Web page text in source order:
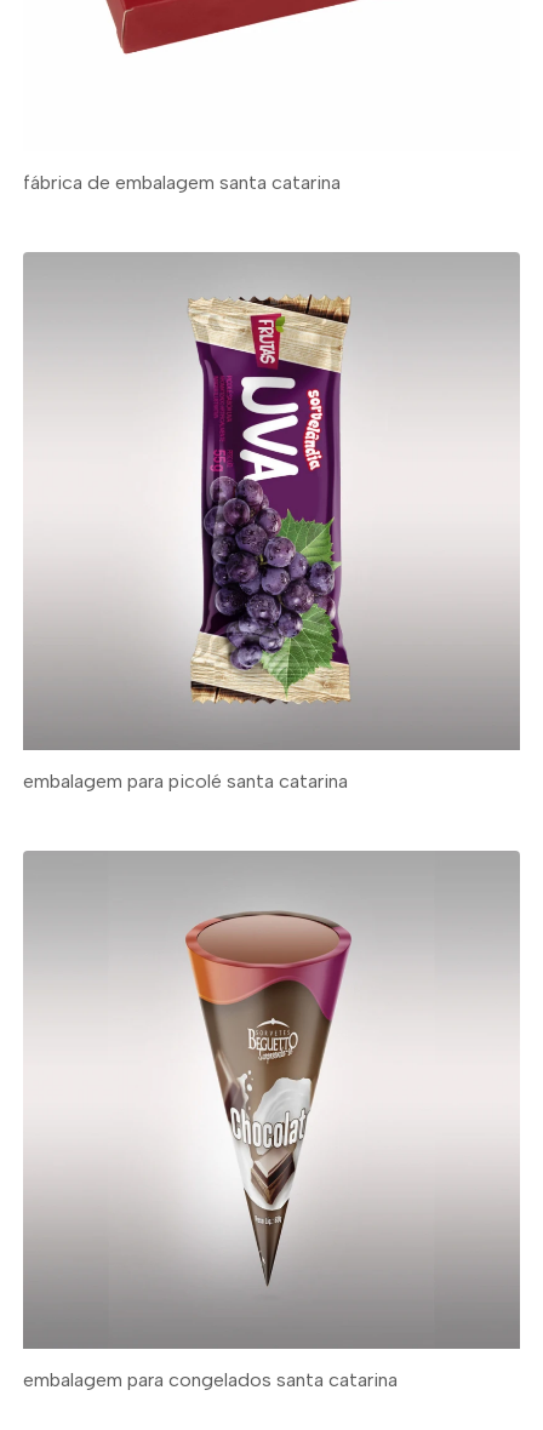
fábrica de embalagem santa catarina
embalagem para picolé santa catarina
embalagem para congelados santa catarina